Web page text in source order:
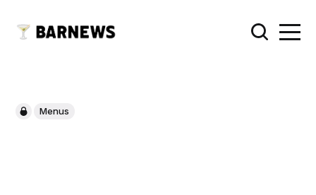
Menus